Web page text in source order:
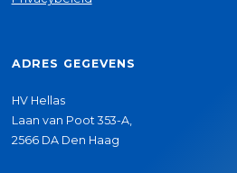
ADRES GEGEVENS
HV Hellas
Laan van Poot 353-A,
2566 DA Den Haag